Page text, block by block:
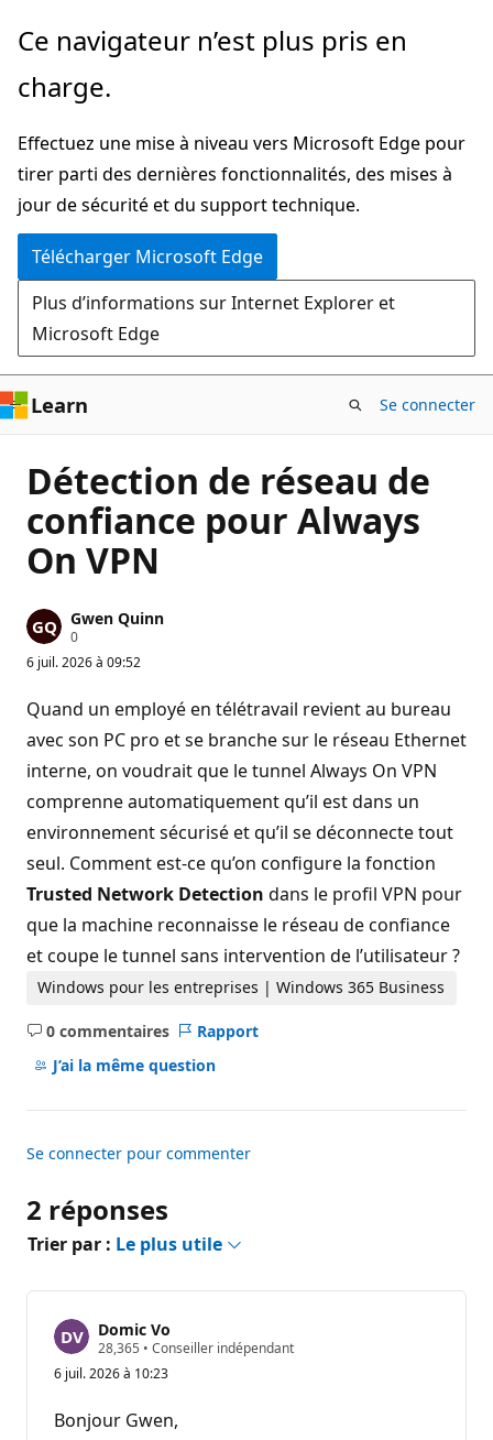
Passer
directement
au
principal
Ce navigateur n’est plus pris en
charge.
Effectuez une mise à niveau vers Microsoft Edge pour
tirer parti des dernières fonctionnalités, des mises à
jour de sécurité et du support technique.
Télécharger Microsoft Edge
Plus d’informations sur Internet Explorer et
Microsoft Edge
Learn Se connecter
Détection de réseau de
confiance pour Always
On VPN
Gwen Quinn
0P
i
t
s
d
e
r
p
t
t
o
6 juil. 2026 à 09:52
Quand un employé en télétravail revient au bureau
avec son PC pro et se branche sur le réseau Ethernet
interne, on voudrait que le tunnel Always On VPN
comprenne automatiquement qu’il est dans un
environnement sécurisé et qu’il se déconnecte tout
seul. Comment est‑ce qu’on configure la fonction
Trusted Network Detection dans le profil VPN pour
que la machine reconnaisse le réseau de confiance
et coupe le tunnel sans intervention de l’utilisateur ?
Windows pour les entreprises | Windows 365 Business
0 commentaires
Aucun
commentaire
Rapport
J’ai la même question
Se connecter pour commenter
2 réponses
Trier par : Le plus utile
Domic Vo
28,365 P
i
t
s
• Conseiller indépendant
6 juil. 2026 à 10:23
Bonjour Gwen,